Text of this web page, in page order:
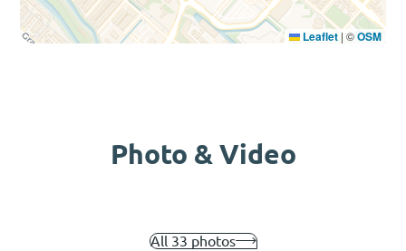
Leaflet | ©OSM
Photo & Video
All 33 photos